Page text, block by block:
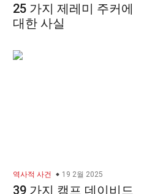
25 가지 제레미 주커에
대한 사실
역사적 사건 19 2월 2025
39 가지 캠프 데이비드